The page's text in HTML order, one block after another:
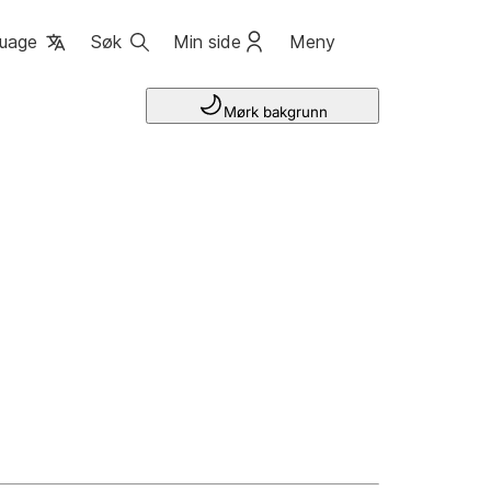
Søk Min side Meny
Mørk bakgrunn